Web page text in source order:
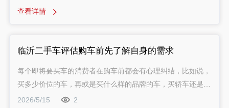
般统称为“年检”或“年审”。一般来说，小型、微型非营运载客
照规定期限进行安全技术检验的，由公安交通管理部门处警告
或者200元以下罚款。临沂二手车评估也就是说，过期未检车
是违法行为，而且脱检属于非法驾驶，如果发生意外，保险公
司是不赔的，所以各位车主还是要保证正常年检。临沂二手车
查看详情
临沂二手车评估购车前先了解自身的需求
每个即将要买车的消费者在购车前都会有心理纠结，比如说，
买多少价位的车，再或是买什么样的品牌的车，买轿车还是买
SUV等等，这些都是消费者在买车前面对与考虑的问题。在
2026/5/15 2